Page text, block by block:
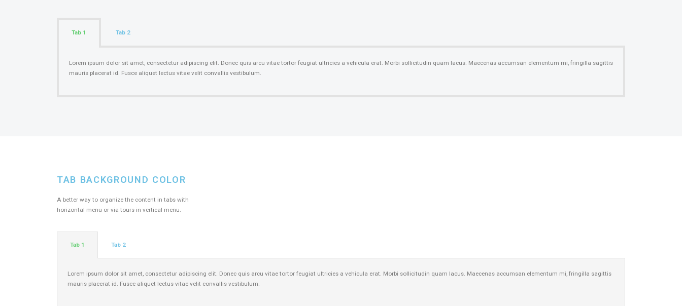
Tab 1 Tab 2
Lorem ipsum dolor sit amet, consectetur adipiscing elit. Donec quis arcu vitae tortor feugiat ultricies a vehicula erat. Morbi sollicitudin quam lacus. Maecenas accumsan elementum mi, fringilla sagittis
mauris placerat id. Fusce aliquet lectus vitae velit convallis vestibulum.
TAB BACKGROUND COLOR
A better way to organize the content in tabs with
horizontal menu or via tours in vertical menu.
Tab 1 Tab 2
Lorem ipsum dolor sit amet, consectetur adipiscing elit. Donec quis arcu vitae tortor feugiat ultricies a vehicula erat. Morbi sollicitudin quam lacus. Maecenas accumsan elementum mi, fringilla sagittis
mauris placerat id. Fusce aliquet lectus vitae velit convallis vestibulum.